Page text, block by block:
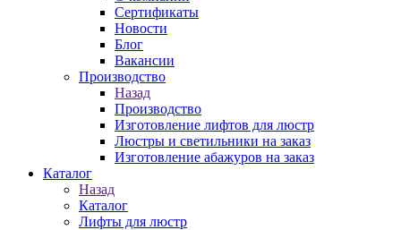
Сертификаты
Новости
Блог
Вакансии
Производство
Назад
Производство
Изготовление лифтов для люстр
Люстры и светильники на заказ
Изготовление абажуров на заказ
Каталог
Назад
Каталог
Лифты для люстр